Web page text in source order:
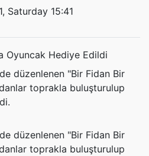
Saturday 15:41
düzenlenen "Bir Fidan Bir
toprakla buluşturulup
düzenlenen "Bir Fidan Bir
toprakla buluşturulup